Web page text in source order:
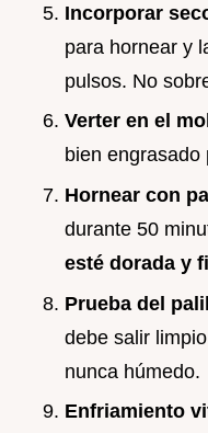
Incorporar
para hornear y
pulsos. No
Verter en el
bien engrasado
Hornear con
durante 50
esté dorada y
Prueba del
debe salir
nunca húmedo.
Enfriamiento